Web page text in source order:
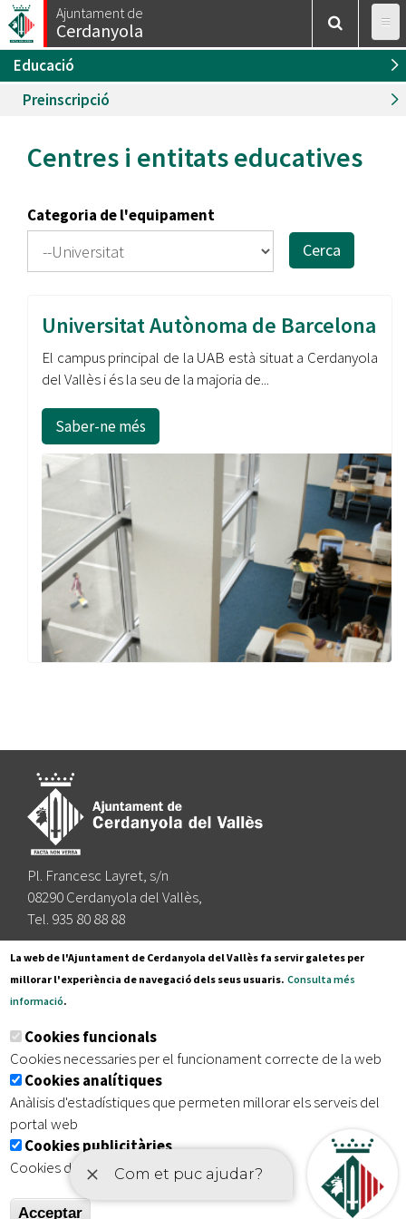
Vés
al
contingut
Ajuntament de
Cerdanyola
Esteu
aquí
Inici Educació
Educació
Preinscripció
Centres i entitats educatives
Categoria de l'equipament
Cerca
Universitat Autònoma de Barcelona
El campus principal de la UAB està situat a Cerdanyola
del Vallès i és la seu de la majoria de...
Saber-ne més
Pl. Francesc Layret, s/n
08290 Cerdanyola del Vallès,
Tel. 935 80 88 88
Segueix-nos a:
Subscriu-te al nostre butlletí
Inici | Avís legal | Protecció de dades
| Accessibilitat
La web de l'Ajuntament de Cerdanyola del Vallès fa servir galetes per
millorar l'experiència de navegació dels seus usuaris. Consulta més
informació.
Cookies funcionals
Cookies necessaries per el funcionament correcte de la web
Cookies analítiques
Anàlisis d'estadístiques que permeten millorar els serveis del
portal web
Cookies publicitàries
Cookies de tercers amb finalitat publicitària
Acceptar